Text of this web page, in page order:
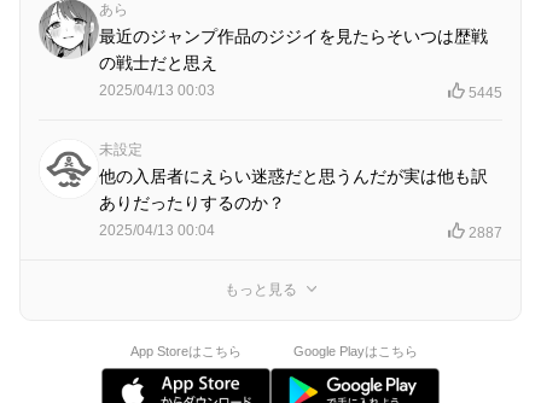
あら
最近のジャンプ作品のジジイを見たらそいつは歴戦
の戦士だと思え
2025/04/13 00:03 5445
未設定
他の入居者にえらい迷惑だと思うんだが実は他も訳
ありだったりするのか？
2025/04/13 00:04 2887
もっと見る
App Storeはこちら Google Playはこちら